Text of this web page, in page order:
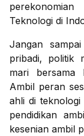
Teknologi di
Jangan
pribadi, politik
mari bersama
Ambil peran
ahli di
pendidikan
kesenian ambil